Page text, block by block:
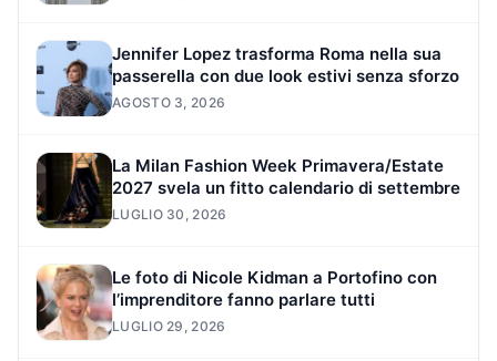
Jennifer Lopez trasforma Roma nella sua
passerella con due look estivi senza sforzo
AGOSTO 3, 2026
La Milan Fashion Week Primavera/Estate
2027 svela un fitto calendario di settembre
LUGLIO 30, 2026
Le foto di Nicole Kidman a Portofino con
l’imprenditore fanno parlare tutti
LUGLIO 29, 2026